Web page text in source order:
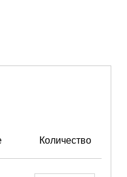
Количество